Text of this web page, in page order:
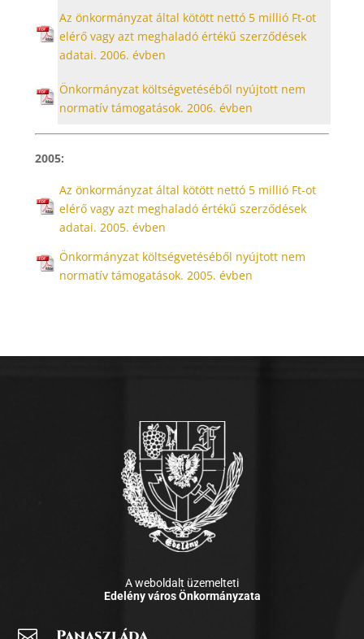
Az önkormányzat által kötött nettó 5 millió Ft-ot
elérő vagy azt meghaladó értékű szerződések
adatai. 2006. évben
Önkormányzat költségvetéséből nyújtott nem
normatív támogatások. 2006. évben
2005:
Az önkormányzat által kötött nettó 5 millió Ft-ot
elérő vagy azt meghaladó értékű szerződések
adatai. 2005. évben
Önkormányzat költségvetéséből nyújtott nem
normatív támogatások. 2005. évben
A weboldalt üzemelteti
Edelény város Önkormányzata